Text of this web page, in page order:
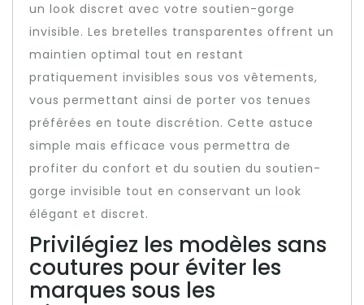
un look discret avec votre soutien-gorge
invisible. Les bretelles transparentes offrent un
maintien optimal tout en restant
pratiquement invisibles sous vos vêtements,
vous permettant ainsi de porter vos tenues
préférées en toute discrétion. Cette astuce
simple mais efficace vous permettra de
profiter du confort et du soutien du soutien-
gorge invisible tout en conservant un look
élégant et discret.
Privilégiez les modèles sans
coutures pour éviter les
marques sous les